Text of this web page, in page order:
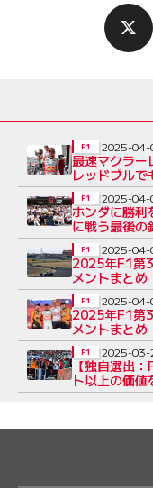
最速マクラー
レッドブル
／日本GP特
F1 2025-04-
ホンダに勝利
に戦う最後の
きた」
F1 2025-04-
2025年F1第
メントまとめ
F1 2025-04-
2025年F1第
メントまとめ
F1 2025-04-
【独自選出
ト以上の価
ミルトン
F1 2025-03-